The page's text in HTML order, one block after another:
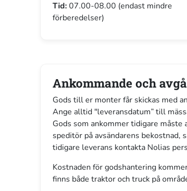
Tid:07.00-08.00 (endast mindre
förberedelser)
Ankommande och
Gods till er monter får skickas med
Ange alltid "leveransdatum” till
Gods som ankommer tidigare
speditör på avsändarens bekostnad,
tidigare leverans kontakta Nolias
Kostnaden för godshantering
finns både traktor och truck på